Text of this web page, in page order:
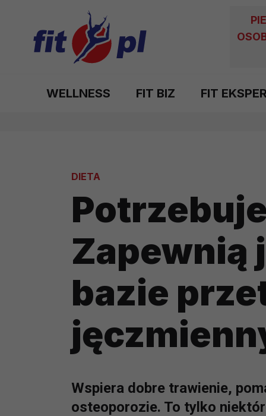
WELLNESS FIT BIZ FIT
DIETA
Zapewnią
bazie
Wspiera dobre trawienie,
osteoporozie. To tylko